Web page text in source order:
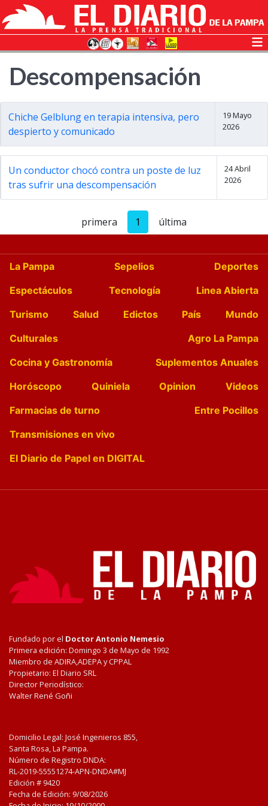
Descompensación
Chiche Gelblung en terapia intensiva, pero
despierto y comunicado
19 Mayo
2026
Un conductor chocó contra un poste de luz
tras sufrir una descompensación
24 Abril
2026
primera 1 última
La Pampa Sepelios
Deportes
Espectáculos
Tecnología
Linea Abierta
Turismo
Salud Edictos País
Mundo
Culturales
Agro La Pampa
Cocina y Gastronomía
Suplementos Anuales
Horóscopo
Quiniela Opinion
Videos
Farmacias de turno
Entre Pocillos
Transmisiones en vivo
El Diario de Papel en DIGITAL
Fundado por el Doctor Antonio Nemesio
Primera edición: Domingo 3 de Mayo de 1992
Miembro de ADIRA,ADEPA y CPPAL
Propietario: El Diario SRL
Director Periodístico:
Walter René Goñi
Domicilio Legal: José Ingenieros 855,
Santa Rosa, La Pampa.
Número de Registro DNDA:
RL-2019-55551274-APN-DNDA#MJ
Edición # 9420
Fecha de Edición: 9/08/2026